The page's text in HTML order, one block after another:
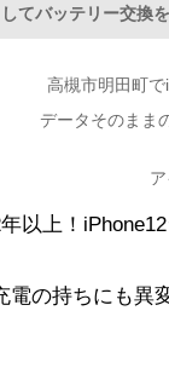
てバッテリー交換を
高槻市明田町で
データそのまま
以上！
電の持ちにも異